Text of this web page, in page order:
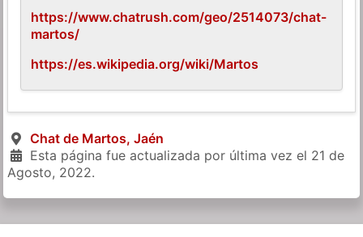
https://www.chatrush.com/geo/2514073/chat-
martos/
https://es.wikipedia.org/wiki/Martos
Chat de Martos, Jaén
Esta página fue actualizada por última vez el 21 de
Agosto, 2022.